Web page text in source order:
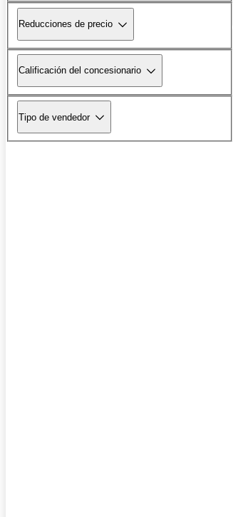
Reducciones de precio
Calificación del concesionario
Tipo de vendedor